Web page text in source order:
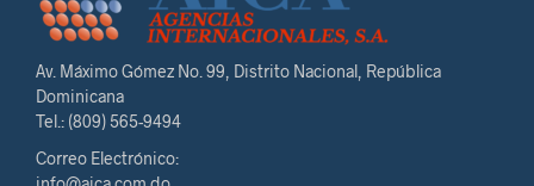
Av. Máximo Gómez No. 99, Distrito Nacional, República
Dominicana
Tel.: (809) 565-9494
Correo Electrónico: